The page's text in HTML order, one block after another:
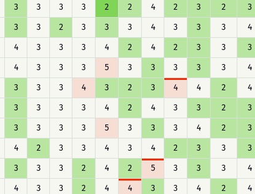
3 3 3 3 2 2 4 2 3 2 3
3 3 2 3 3 3 4 3 3 3 4
4 3 3 3 4 2 4 2 3 3 3
4 3 3 3 5 3 3 3 3 3 4
3 3 3 4 3 2 3 4 4 2 4
3 3 3 3 4 2 4 3 3 2 3
3 3 3 3 5 3 3 3 4 2 3
4 2 3 3 4 3 4 2 3 3 3
3 3 3 2 4 2 5 3 3 3 4
4 3 3 2 4 4 3 3 4 2 4